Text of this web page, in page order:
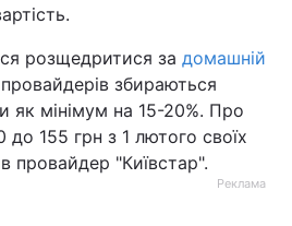
розщедритися за домашній
збираються
як мінімум на 15-20%. Про
155 грн з 1 лютого своїх
провайдер "Київстар".
Реклама